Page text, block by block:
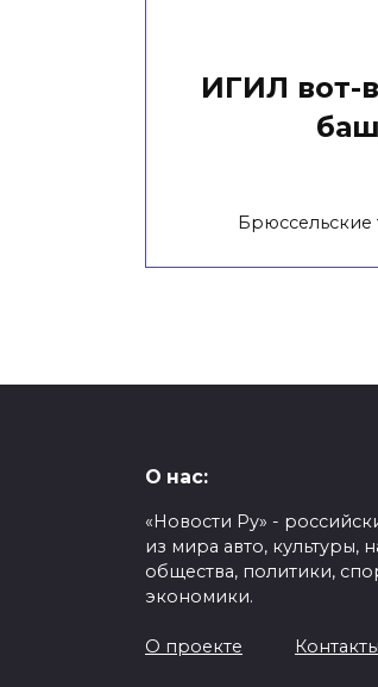
ИГИЛ вот-
О нас:
«Новости Ру» -
из мира авто, культуры,
общества, политики,
экономики.
О проекте Контакты